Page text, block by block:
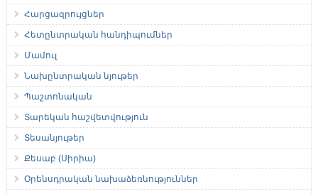
Հարցազրույցներ
Հետընտրական հանդիպումներ
Մամուլ
Նախընտրական նյութեր
Պաշտոնական
Տարեկան հաշվետվություն
Տեսանյութեր
Քեսաբ (Սիրիա)
Օրենսդրական նախաձեռնություններ